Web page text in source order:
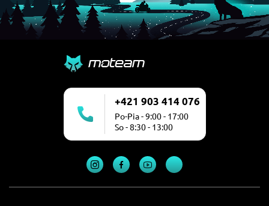
+421 903 414 076
Po-Pia - 9:00 - 17:00
So - 8:30 - 13:00